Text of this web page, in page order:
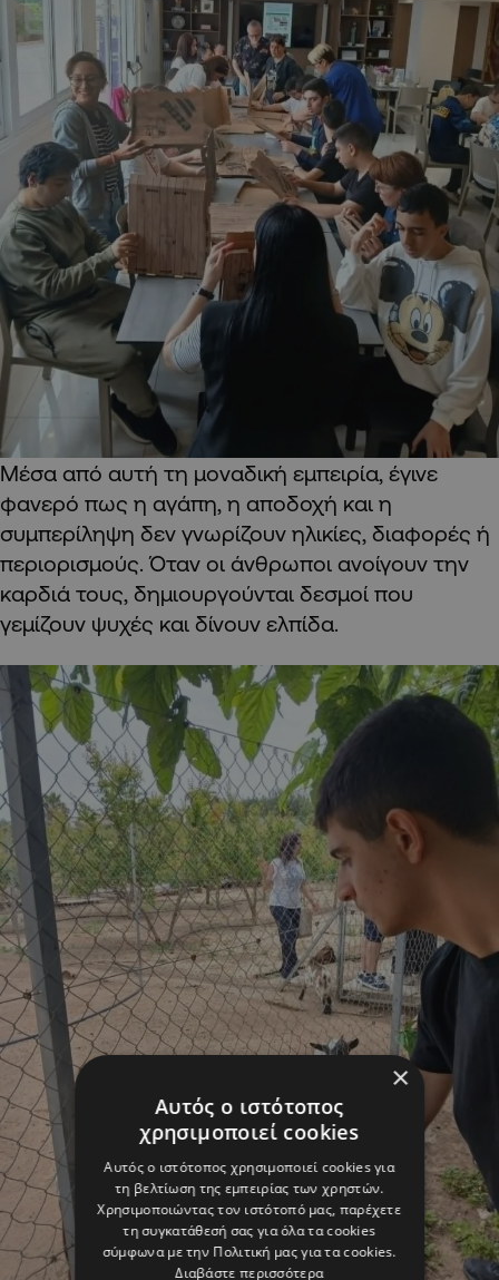
Μέσα από αυτή τη μοναδική εμπειρία, έγινε
φανερό πως η αγάπη, η αποδοχή και η
συμπερίληψη δεν γνωρίζουν ηλικίες, διαφορές ή
περιορισμούς. Όταν οι άνθρωποι ανοίγουν την
καρδιά τους, δημιουργούνται δεσμοί που
γεμίζουν ψυχές και δίνουν ελπίδα.
×
Αυτός ο ιστότοπος
χρησιμοποιεί cookies
Αυτός ο ιστότοπος χρησιμοποιεί cookies για
τη βελτίωση της εμπειρίας των χρηστών.
Χρησιμοποιώντας τον ιστότοπό μας, παρέχετε
τη συγκατάθεσή σας για όλα τα cookies
σύμφωνα με την Πολιτική μας για τα cookies.
Διαβάστε περισσότερα